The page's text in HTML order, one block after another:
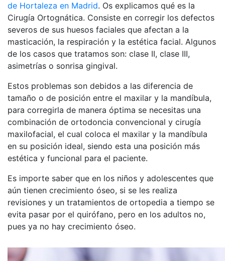
de Hortaleza en Madrid. Os explicamos qué es la
Cirugía Ortognática. Consiste en corregir los defectos
severos de sus huesos faciales que afectan a la
masticación, la respiración y la estética facial. Algunos
de los casos que tratamos son: clase II, clase III,
asimetrías o sonrisa gingival.
Estos problemas son debidos a las diferencia de
tamaño o de posición entre el maxilar y la mandíbula,
para corregirla de manera óptima se necesitas una
combinación de ortodoncia convencional y cirugía
maxilofacial, el cual coloca el maxilar y la mandíbula
en su posición ideal, siendo esta una posición más
estética y funcional para el paciente.
Es importe saber que en los niños y adolescentes que
aún tienen crecimiento óseo, si se les realiza
revisiones y un tratamientos de ortopedia a tiempo se
evita pasar por el quirófano, pero en los adultos no,
pues ya no hay crecimiento óseo.